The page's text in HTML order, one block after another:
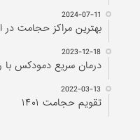
2024-07-11
بهترین مراکز حجامت در
2023-12-18
درمان سریع دمودکس
2022-03-13
تقویم حجامت ۱۴۰۱